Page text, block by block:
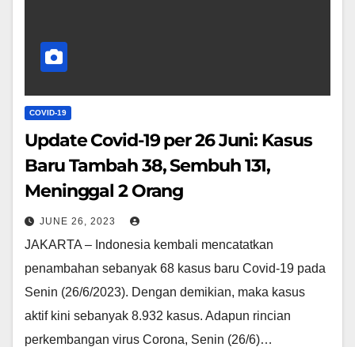
COVID-19
Update Covid-19 per 26 Juni: Kasus
Baru Tambah 38, Sembuh 131,
Meninggal 2 Orang
JUNE 26, 2023
JAKARTA – Indonesia kembali mencatatkan
penambahan sebanyak 68 kasus baru Covid-19 pada
Senin (26/6/2023). Dengan demikian, maka kasus
aktif kini sebanyak 8.932 kasus. Adapun rincian
perkembangan virus Corona, Senin (26/6)…